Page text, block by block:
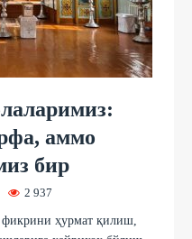
аммо
бир
2 937
ҳурмат қилиш,